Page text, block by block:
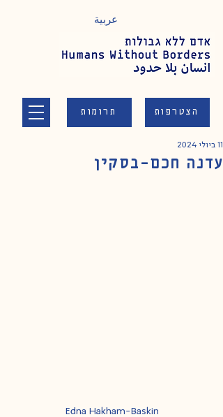
תרומות הצטרפות
عربية
עדנה חכם-בסקין
11 ביולי 2024
Edna Hakham-Baskin